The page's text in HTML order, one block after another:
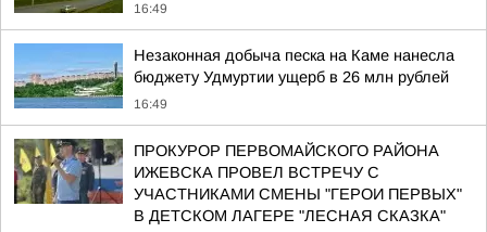
16:49
Незаконная добыча песка на Каме нанесла
бюджету Удмуртии ущерб в 26 млн рублей
16:49
ПРОКУРОР ПЕРВОМАЙСКОГО РАЙОНА
ИЖЕВСКА ПРОВЕЛ ВСТРЕЧУ С
УЧАСТНИКАМИ СМЕНЫ "ГЕРОИ ПЕРВЫХ"
В ДЕТСКОМ ЛАГЕРЕ "ЛЕСНАЯ СКАЗКА"